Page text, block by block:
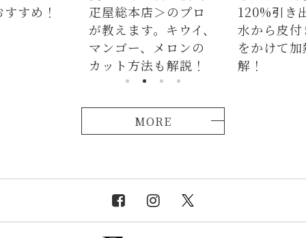
のプロ
120%引き出すには、
水から皮付き＆時間
をかけて加熱が正
解！
ラダはタ
麺、よだ
つかない
説！
MORE